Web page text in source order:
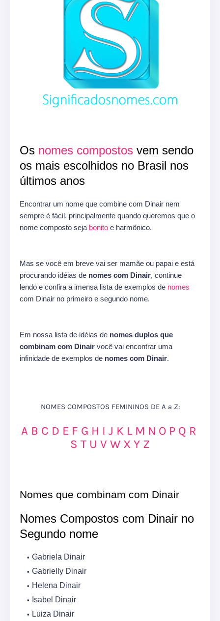
Os nomes compostos vem sendo
os mais escolhidos no Brasil nos
últimos anos
Encontrar um nome que combine com Dinair nem
sempre é fácil, principalmente quando queremos que o
nome composto seja bonito e harmônico.
Mas se você em breve vai ser mamãe ou papai e está
procurando idéias de nomes com Dinair, continue
lendo e confira a imensa lista de exemplos de nomes
com Dinair no primeiro e segundo nome.
Em nossa lista de idéias de nomes duplos que
combinam com Dinair você vai encontrar uma
infinidade de exemplos de nomes com Dinair.
NOMES COMPOSTOS FEMININOS DE A a Z:
A B C D E F G H I J K L M N O P Q R
S T U V W X Y Z
Nomes que combinam com Dinair
Nomes Compostos com Dinair no
Segundo nome
Gabriela Dinair
Gabrielly Dinair
Helena Dinair
Isabel Dinair
Luiza Dinair